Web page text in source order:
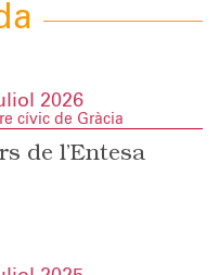
2026
cívic de Gràcia
de l’Entesa